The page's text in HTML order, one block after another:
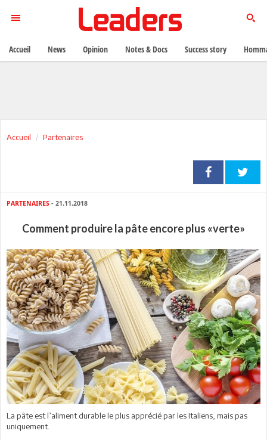
Accueil Partenaires
PARTENAIRES - 21.11.2018
Comment produire la pâte encore plus «verte»
La pâte est l’aliment durable le plus apprécié par les Italiens, mais pas
uniquement.
Accueil News Opinion Notes & Docs Success story